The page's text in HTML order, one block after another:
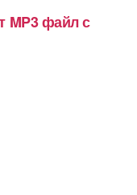
MP3 файл с